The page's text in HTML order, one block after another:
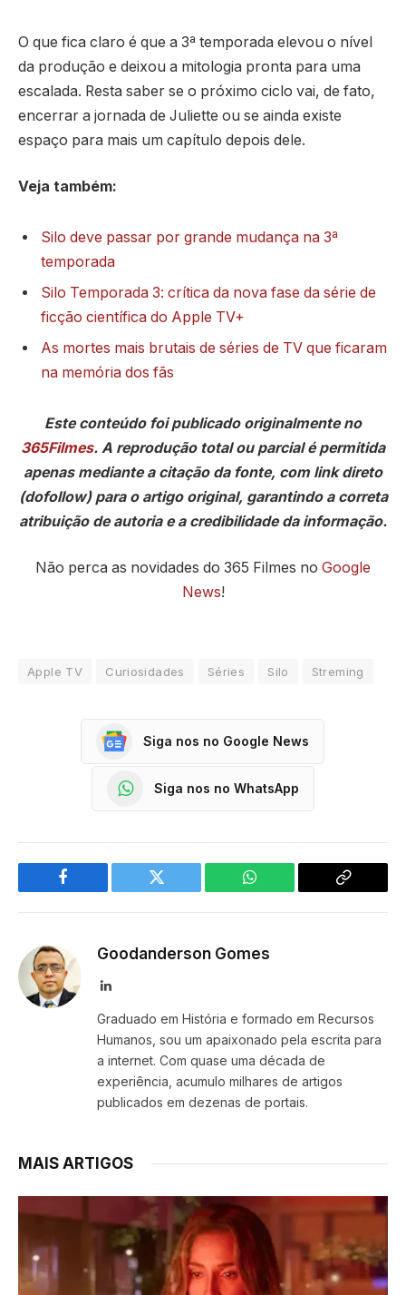
O que fica claro é que a 3ª temporada elevou o nível
da produção e deixou a mitologia pronta para uma
escalada. Resta saber se o próximo ciclo vai, de fato,
encerrar a jornada de Juliette ou se ainda existe
espaço para mais um capítulo depois dele.
Veja também:
Silo deve passar por grande mudança na 3ª
temporada
Silo Temporada 3: crítica da nova fase da série de
ficção científica do Apple TV+
As mortes mais brutais de séries de TV que ficaram
na memória dos fãs
Este conteúdo foi publicado originalmente no
365Filmes. A reprodução total ou parcial é permitida
apenas mediante a citação da fonte, com link direto
(dofollow) para o artigo original, garantindo a correta
atribuição de autoria e a credibilidade da informação.
Não perca as novidades do 365 Filmes no Google
News!
Apple TV Curiosidades Séries Silo Streming
Siga nos no Google News
Siga nos no WhatsApp
Facebook Twitter WhatsApp
Copy
Goodanderson Gomes
LinkedIn
Graduado em História e formado em Recursos
Humanos, sou um apaixonado pela escrita para
a internet. Com quase uma década de
experiência, acumulo milhares de artigos
publicados em dezenas de portais.
MAIS ARTIGOS